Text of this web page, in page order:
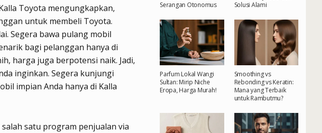
Toyota mengungkapkan,
untuk membeli Toyota.
Segera bawa pulang mobil
bagi pelanggan hanya di
harga juga berpotensi naik. Jadi,
inginkan. Segera kunjungi
impian Anda hanya di Kalla
satu program penjualan via
Serangan Otonomus
Solusi Alami
Parfum Lokal Wangi
Sultan: Mirip Niche
Eropa, Harga Murah!
Smoothing vs
Rebonding vs Keratin:
Mana yang Terbaik
untuk Rambutmu?